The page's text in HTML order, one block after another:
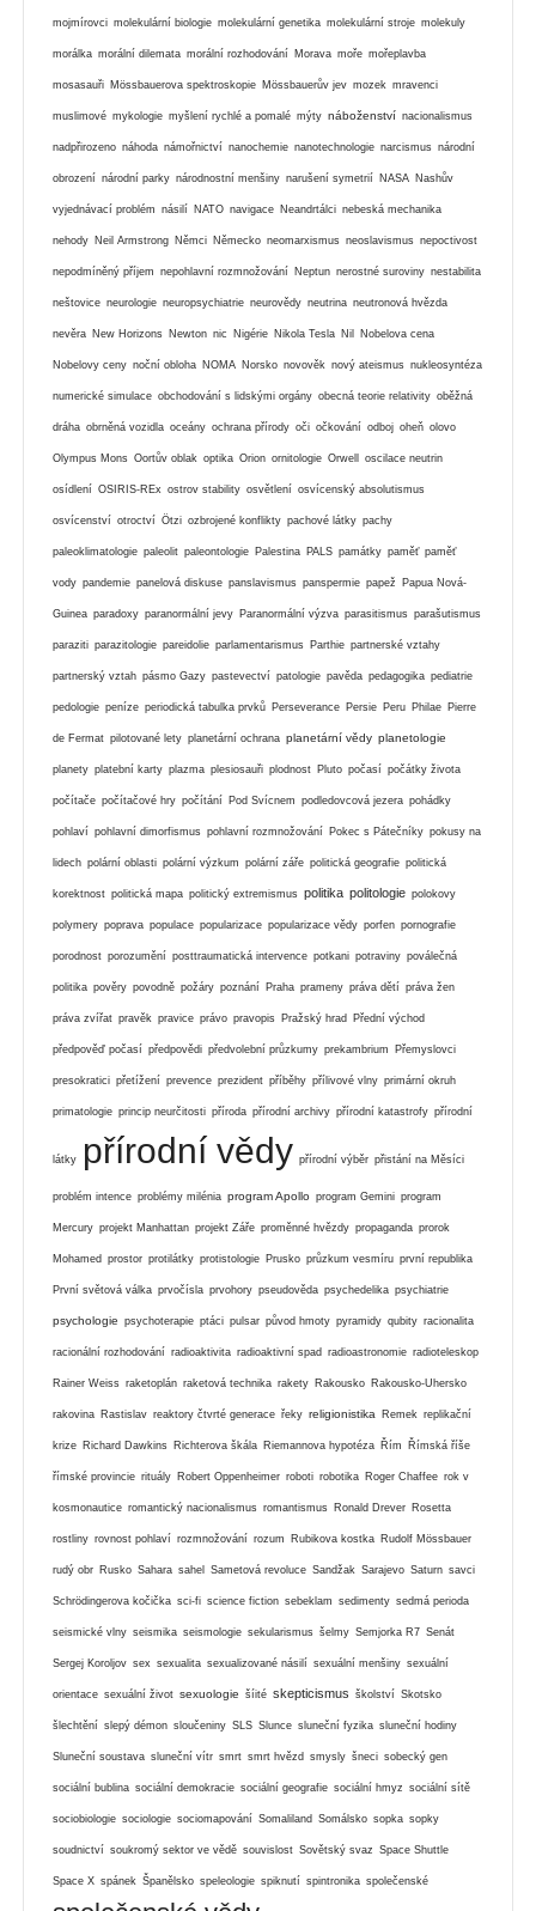
mojmírovci molekulární biologie molekulární genetika molekulární stroje molekuly
morálka morální dilemata morální rozhodování Morava moře mořeplavba
mosasauři Mössbauerova spektroskopie Mössbauerův jev mozek mravenci
muslimové mykologie myšlení rychlé a pomalé mýty náboženství nacionalismus
nadpřirozeno náhoda námořnictví nanochemie nanotechnologie narcismus národní
obrození národní parky národnostní menšiny narušení symetrií NASA Nashův
vyjednávací problém násilí NATO navigace Neandrtálci nebeská mechanika
nehody Neil Armstrong Němci Německo neomarxismus neoslavismus nepoctivost
nepodmíněný příjem nepohlavní rozmnožování Neptun nerostné suroviny nestabilita
neštovice neurologie neuropsychiatrie neurovědy neutrina neutronová hvězda
nevěra New Horizons Newton nic Nigérie Nikola Tesla Nil Nobelova cena
Nobelovy ceny noční obloha NOMA Norsko novověk nový ateismus nukleosyntéza
numerické simulace obchodování s lidskými orgány obecná teorie relativity oběžná
dráha obrněná vozidla oceány ochrana přírody oči očkování odboj oheň olovo
Olympus Mons Oortův oblak optika Orion ornitologie Orwell oscilace neutrin
osídlení OSIRIS-REx ostrov stability osvětlení osvícenský absolutismus
osvícenství otroctví Ötzi ozbrojené konflikty pachové látky pachy
paleoklimatologie paleolit paleontologie Palestina PALS památky paměť paměť
vody pandemie panelová diskuse panslavismus panspermie papež Papua Nová-
Guinea paradoxy paranormální jevy Paranormální výzva parasitismus parašutismus
paraziti parazitologie pareidolie parlamentarismus Parthie partnerské vztahy
partnerský vztah pásmo Gazy pastevectví patologie pavěda pedagogika pediatrie
pedologie peníze periodická tabulka prvků Perseverance Persie Peru Philae Pierre
de Fermat pilotované lety planetární ochrana planetární vědy planetologie
planety platební karty plazma plesiosauři plodnost Pluto počasí počátky života
počítače počítačové hry počítání Pod Svícnem podledovcová jezera pohádky
pohlaví pohlavní dimorfismus pohlavní rozmnožování Pokec s Pátečníky pokusy na
lidech polární oblasti polární výzkum polární záře politická geografie politická
korektnost politická mapa politický extremismus politika politologie polokovy
polymery poprava populace popularizace popularizace vědy porfen pornografie
porodnost porozumění posttraumatická intervence potkani potraviny poválečná
politika pověry povodně požáry poznání Praha prameny práva dětí práva žen
práva zvířat pravěk pravice právo pravopis Pražský hrad Přední východ
předpověď počasí předpovědi předvolební průzkumy prekambrium Přemyslovci
presokratici přetížení prevence prezident příběhy přílivové vlny primární okruh
primatologie princip neurčitosti příroda přírodní archivy přírodní katastrofy přírodní
látky přírodní vědy přírodní výběr přistání na Měsíci
problém intence problémy milénia program Apollo program Gemini program
Mercury projekt Manhattan projekt Záře proměnné hvězdy propaganda prorok
Mohamed prostor protilátky protistologie Prusko průzkum vesmíru první republika
První světová válka prvočísla prvohory pseudověda psychedelika psychiatrie
psychologie psychoterapie ptáci pulsar původ hmoty pyramidy qubity racionalita
racionální rozhodování radioaktivita radioaktivní spad radioastronomie radioteleskop
Rainer Weiss raketoplán raketová technika rakety Rakousko Rakousko-Uhersko
rakovina Rastislav reaktory čtvrté generace řeky religionistika Remek replikační
krize Richard Dawkins Richterova škála Riemannova hypotéza Řím Římská říše
římské provincie rituály Robert Oppenheimer roboti robotika Roger Chaffee rok v
kosmonautice romantický nacionalismus romantismus Ronald Drever Rosetta
rostliny rovnost pohlaví rozmnožování rozum Rubikova kostka Rudolf Mössbauer
rudý obr Rusko Sahara sahel Sametová revoluce Sandžak Sarajevo Saturn savci
Schrödingerova kočička sci-fi science fiction sebeklam sedimenty sedmá perioda
seismické vlny seismika seismologie sekularismus šelmy Semjorka R7 Senát
Sergej Koroljov sex sexualita sexualizované násilí sexuální menšiny sexuální
orientace sexuální život sexuologie šíité skepticismus školství Skotsko
šlechtění slepý démon sloučeniny SLS Slunce sluneční fyzika sluneční hodiny
Sluneční soustava sluneční vítr smrt smrt hvězd smysly šneci sobecký gen
sociální bublina sociální demokracie sociální geografie sociální hmyz sociální sítě
sociobiologie sociologie sociomapování Somaliland Somálsko sopka sopky
soudnictví soukromý sektor ve vědě souvislost Sovětský svaz Space Shuttle
Space X spánek Španělsko speleologie spiknutí spintronika společenské